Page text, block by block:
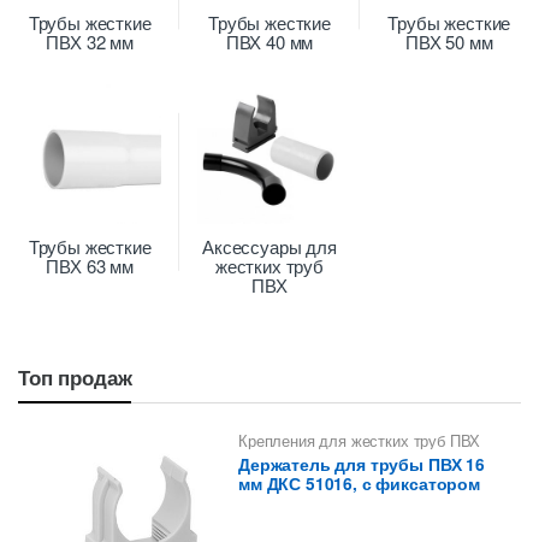
Трубы жесткие
ПВХ 32 мм
Трубы жесткие
ПВХ 40 мм
Трубы жесткие
ПВХ 50 мм
Трубы жесткие
ПВХ 63 мм
Аксессуары для
жестких труб
ПВХ
Топ продаж
Крепления для жестких труб ПВХ
Держатель для трубы ПВХ 16
мм ДКС 51016, с фиксатором